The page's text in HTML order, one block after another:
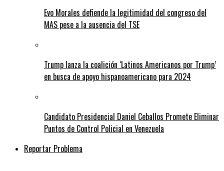
Evo Morales defiende la legitimidad del congreso del
MAS pese a la ausencia del TSE
Trump lanza la coalición ‘Latinos Americanos por Trump’
en busca de apoyo hispanoamericano para 2024
Candidato Presidencial Daniel Ceballos Promete Eliminar
Puntos de Control Policial en Venezuela
Reportar Problema